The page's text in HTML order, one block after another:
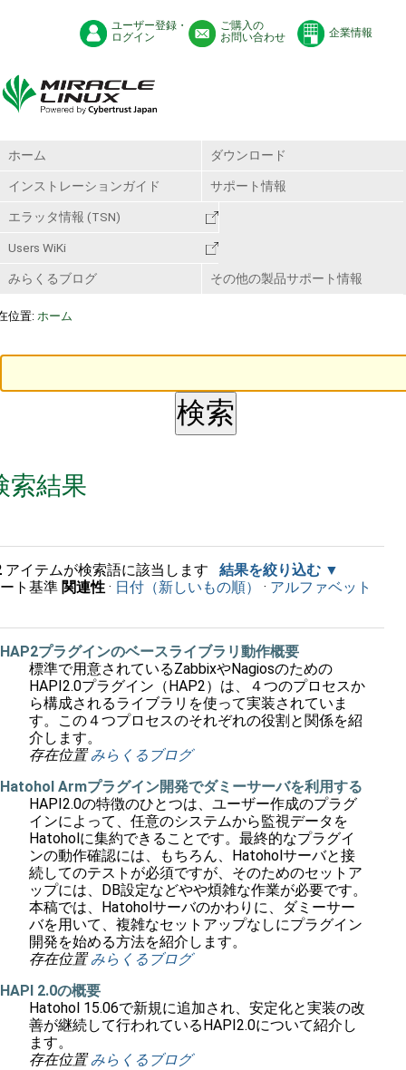
ユーザー登録・
ログイン
ご購入の
お問い合わせ
企業情報
ホーム ダウンロード
インストレーションガイド サポート情報
エラッタ情報 (TSN)
Users WiKi
みらくるブログ その他の製品サポート情報
位置: ホーム
索結果
アイテムが検索語に該当します
結果を絞り込む
ト基準 関連性 · 日付（新しいもの順） · アルファベット
HAP2プラグインのベースライブラリ動作概要
標準で用意されているZabbixやNagiosのための
HAPI2.0プラグイン（HAP2）は、４つのプロセスか
ら構成されるライブラリを使って実装されていま
す。この４つプロセスのそれぞれの役割と関係を紹
介します。
存在位置 みらくるブログ
Hatohol Armプラグイン開発でダミーサーバを利用する
HAPI2.0の特徴のひとつは、ユーザー作成のプラグ
インによって、任意のシステムから監視データを
Hatoholに集約できることです。最終的なプラグイ
ンの動作確認には、もちろん、Hatoholサーバと接
続してのテストが必須ですが、そのためのセットア
ップには、DB設定などやや煩雑な作業が必要です。
本稿では、Hatoholサーバのかわりに、ダミーサー
バを用いて、複雑なセットアップなしにプラグイン
開発を始める方法を紹介します。
存在位置 みらくるブログ
HAPI 2.0の概要
Hatohol 15.06で新規に追加され、安定化と実装の改
善が継続して行われているHAPI2.0について紹介し
ます。
存在位置 みらくるブログ